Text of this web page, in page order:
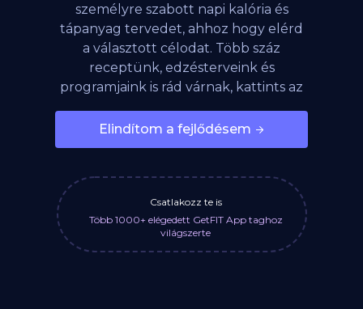
személyre szabott napi kalória és
tápanyag tervedet, ahhoz hogy elérd
a választott célodat. Több száz
receptünk, edzésterveink és
programjaink is rád várnak, kattints az
Elindítom a fejlődésem
Csatlakozz te is
Több 1000+ elégedett GetFIT App taghoz
világszerte